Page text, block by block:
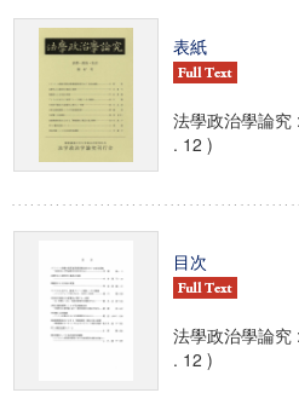
表紙
法學政治學論
. 12 )
目次
法學政治學論
. 12 )